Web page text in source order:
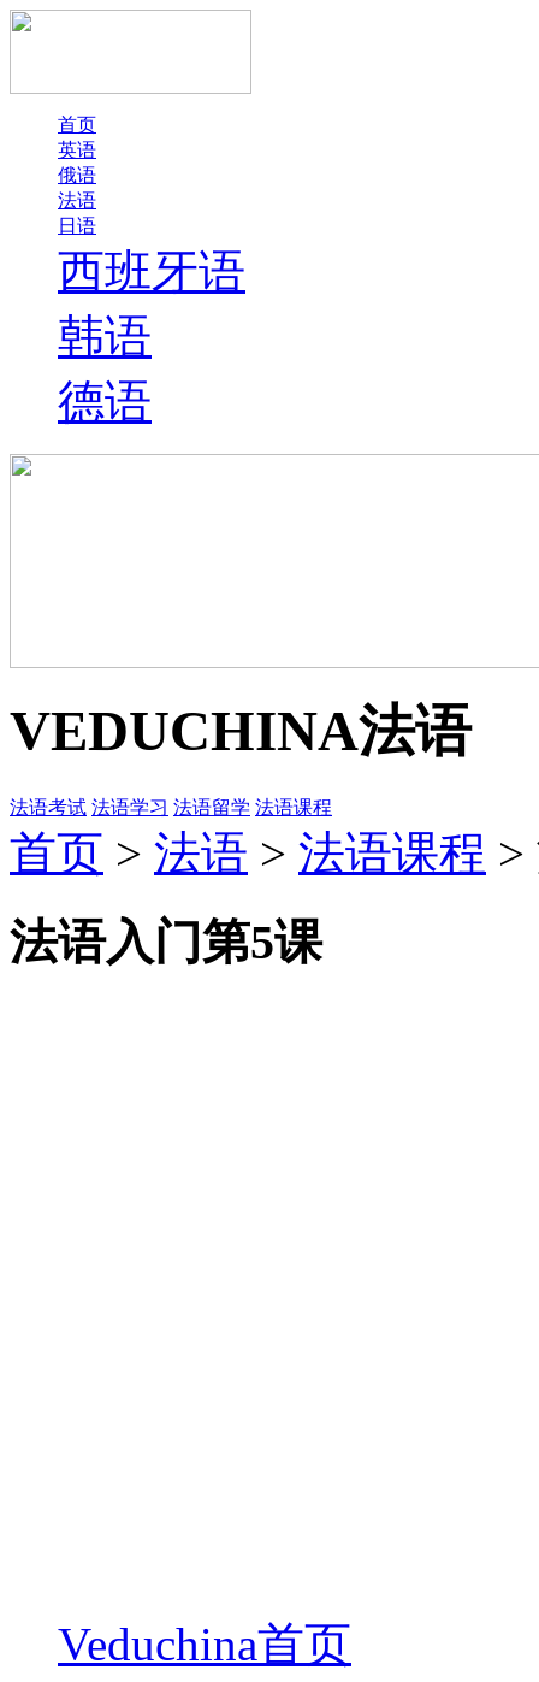
首页
英语
俄语
法语
日语
西班牙语
韩语
德语
VEDUCHINA法语
法语考试 法语学习 法语留学 法语课程
首页 > 法语 > 法语课程 >
法语入门第5课
Veduchina首页